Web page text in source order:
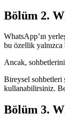
Bölüm 2.
WhatsApp’ın
bu özellik
Ancak,
Bireysel sohbetleri
kullanabilirsiniz.
Bölüm 3.